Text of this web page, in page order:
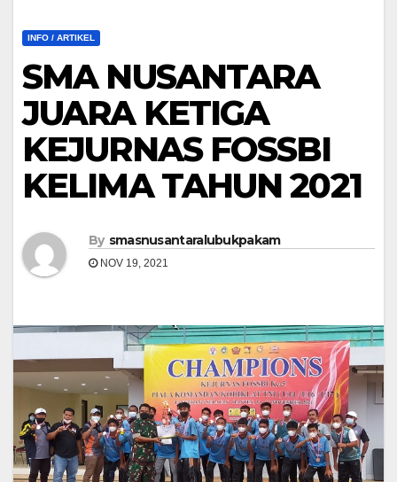
INFO / ARTIKEL
SMA NUSANTARA
JUARA KETIGA
KEJURNAS FOSSBI
KELIMA TAHUN 2021
By smasnusantaralubukpakam
NOV 19, 2021